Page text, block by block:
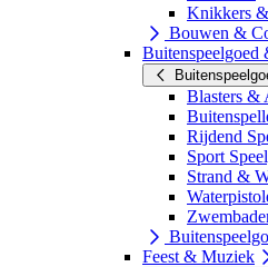
Knikkers
Bouwen &
Buitenspeelgoed
Blasters &
Rijdend
Sport
Strand &
Feest & Muziek